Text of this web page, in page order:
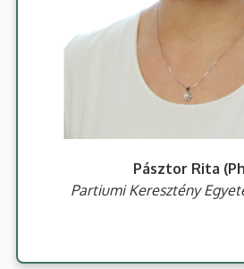
Pásztor Rita
Partiumi Keresztény